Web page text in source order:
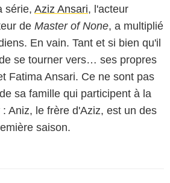
série, Aziz Ansari, l'acteur
de Master of None, a multiplié
En vain. Tant et si bien qu'il
se tourner vers… ses propres
Fatima Ansari. Ce ne sont pas
sa famille qui participent à la
Aniz, le frère d'Aziz, est un des
saison.